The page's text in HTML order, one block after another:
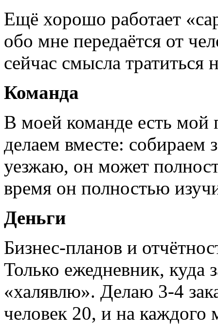
Ещё хорошо работает
обо мне передаётся от
сейчас смысла тратиться
Команда
В моей команде есть мой
делаем вместе:
уезжаю, он может
время он полностью
Деньги
Бизнес-планов и
Только ежедневник, куда
«халявлю». Делаю 3-4
человек 20, и на